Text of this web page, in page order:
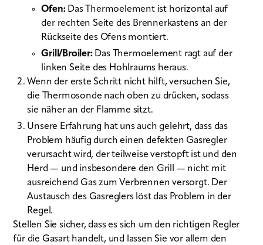
Ofen:Das Thermoelement ist horizontal auf
der rechten Seite des Brennerkastens an der
Rückseite des Ofens montiert.
Grill/Broiler:Das Thermoelement ragt auf der
linken Seite des Hohlraums heraus.
Wenn der erste Schritt nicht hilft, versuchen Sie,
die Thermosonde nach oben zu drücken, sodass
sie näher an der Flamme sitzt.
Unsere Erfahrung hat uns auch gelehrt, dass das
Problem häufig durch einen defekten Gasregler
verursacht wird, der teilweise verstopft ist und den
Herd — und insbesondere den Grill — nicht mit
ausreichend Gas zum Verbrennen versorgt. Der
Austausch des Gasreglers löst das Problem in der
Regel.
Stellen Sie sicher, dass es sich um den richtigen Regler
für die Gasart handelt, und lassen Sie vor allem den